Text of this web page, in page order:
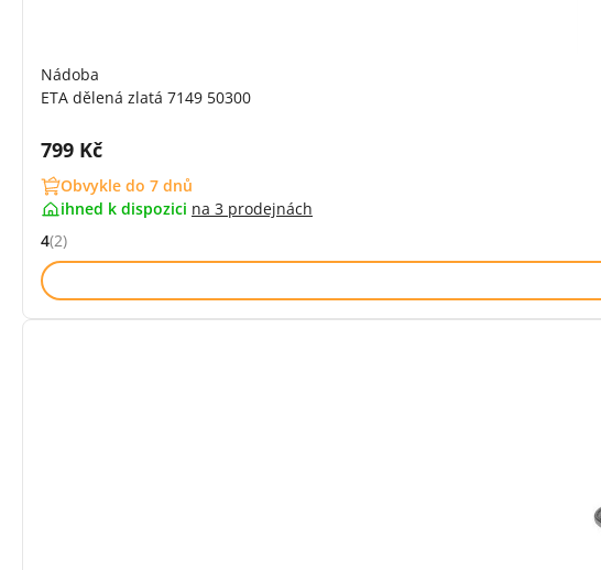
Nádoba
ETA dělená zlatá 7149 50300
Cena s DPH:
799 Kč
Obvykle do 7 dnů
ihned k dispozici na 3 prodejnách
Hodnocení: 4 z 5 (2 recenzí)
4(2)